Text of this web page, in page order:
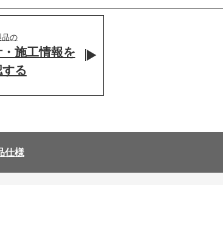
品の
施工情報を
る
仕様